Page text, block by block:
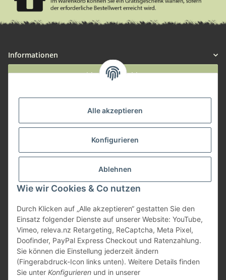
Alle akzeptieren
Konfigurieren
Ablehnen
Wie wir Cookies & Co nutzen
Durch Klicken auf „Alle akzeptieren“ gestatten Sie den
Einsatz folgender Dienste auf unserer Website: YouTube,
Vimeo, releva.nz Retargeting, ReCaptcha, Meta Pixel,
Doofinder, PayPal Express Checkout und Ratenzahlung.
Sie können die Einstellung jederzeit ändern
(Fingerabdruck-Icon links unten). Weitere Details finden
Sie unter Konfigurieren und in unserer
Informationen
Widerruf anmelden
Herstellerinformationen